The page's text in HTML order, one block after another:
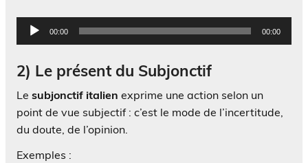
Lecteur
audio00:00 00:00
2) Le présent du Subjonctif
Le subjonctif italien exprime une action selon un
point de vue subjectif : c’est le mode de l’incertitude,
du doute, de l’opinion.
Exemples :